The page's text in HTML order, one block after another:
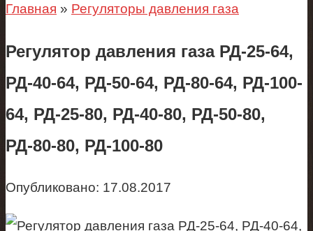
Главная » Регуляторы давления газа
Регулятор давления газа РД-25-64,
РД-40-64, РД-50-64, РД-80-64, РД-100-
64, РД-25-80, РД-40-80, РД-50-80,
РД-80-80, РД-100-80
Опубликовано: 17.08.2017